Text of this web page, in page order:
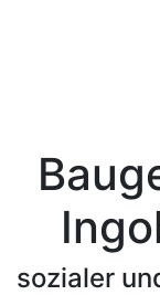
sozialer